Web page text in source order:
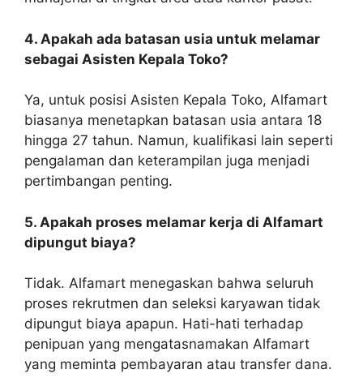
4. Apakah ada batasan usia untuk melamar
sebagai Asisten Kepala Toko?
Ya, untuk posisi Asisten Kepala Toko, Alfamart
biasanya menetapkan batasan usia antara 18
hingga 27 tahun. Namun, kualifikasi lain seperti
pengalaman dan keterampilan juga menjadi
pertimbangan penting.
5. Apakah proses melamar kerja di Alfamart
dipungut biaya?
Tidak. Alfamart menegaskan bahwa seluruh
proses rekrutmen dan seleksi karyawan tidak
dipungut biaya apapun. Hati-hati terhadap
penipuan yang mengatasnamakan Alfamart
yang meminta pembayaran atau transfer dana.